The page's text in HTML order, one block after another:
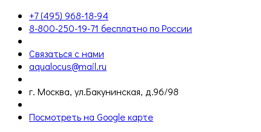
+7 (495) 968-18-94
8-800-250-19-71 бесплатно по России
Связаться с нами
aqualocus@mail.ru
г. Москва, ул.Бакунинская, д.96/98
Посмотреть на Google карте